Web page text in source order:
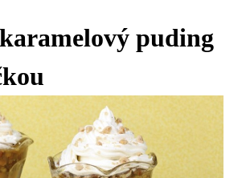
puding